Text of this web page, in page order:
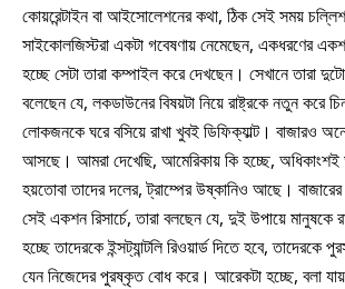
কোয়রেন্টাইন বা আইসোলেশনের কথা, ঠিক সেই সময়
সাইকোলজিস্টরা একটা গবেষণায় নেমেছেন, একধরণের
হচ্ছে সেটা তারা কম্পাইল করে দেখছেন। সেখানে তারা
বলেছেন যে, লকডাউনের বিষয়টা নিয়ে রাষ্ট্রকে নতুন করে
লোকজনকে ঘরে বসিয়ে রাখা খুবই ডিফিক্যাল্ট। বাজারও
আসছে। আমরা দেখেছি, আমেরিকায় কি হচ্ছে, অধিকাংশই
হয়তোবা তাদের দলের, ট্রাম্পের উষ্কানিও আছে।
সেই একশন রিসার্চে, তারা বলছেন যে, দুই উপায়ে মানুষকে
হচ্ছে তাদেরকে ইন্সট্যান্টলি রিওয়ার্ড দিতে হবে, তাদেরকে
যেন নিজেদের পুরষ্কৃত বোধ করে। আরেকটা হচ্ছে, বলা